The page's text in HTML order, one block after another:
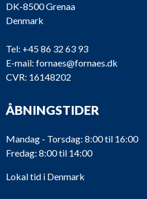
DK-8500 Grenaa
Denmark
Tel: +45 86 32 63 93
E-mail: fornaes@fornaes.dk
CVR: 16148202
ÅBNINGSTIDER
Mandag - Torsdag: 8:00 til 16:00
Fredag: 8:00 til 14:00
Lokal tid i Denmark